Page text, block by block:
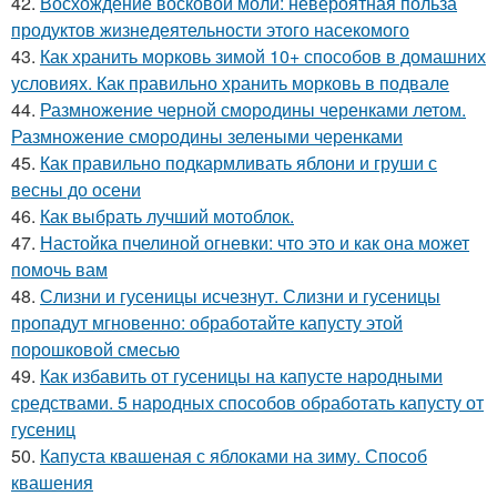
продуктов жизнедеятельности этого насекомого
43. Как хранить морковь зимой 10+ способов в домашних
условиях. Как правильно хранить морковь в подвале
44. Размножение черной смородины черенками летом.
Размножение смородины зелеными черенками
45. Как правильно подкармливать яблони и груши с
весны до осени
46. Как выбрать лучший мотоблок.
47. Настойка пчелиной огневки: что это и как она может
помочь вам
48. Слизни и гусеницы исчезнут. Слизни и гусеницы
пропадут мгновенно: обработайте капусту этой
порошковой смесью
49. Как избавить от гусеницы на капусте народными
средствами. 5 народных способов обработать капусту от
гусениц
50. Капуста квашеная с яблоками на зиму. Способ
квашения